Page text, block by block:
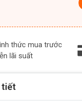
thức mua trước
lãi suất
tiết